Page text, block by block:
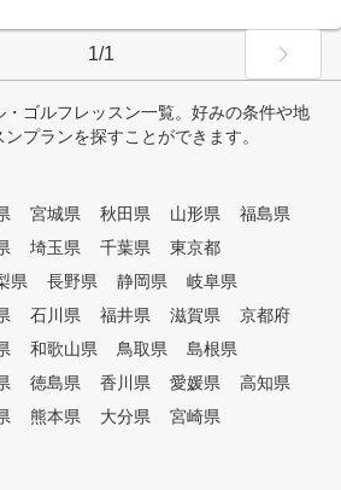
1/1
ゴルフレッスン一覧。好みの条件や地
プランを探すことができます。
宮城県 秋田県 山形県
福島県
埼玉県 千葉県
東京都
県 長野県 静岡県
岐阜県
石川県 福井県 滋賀県
京都府
和歌山県 鳥取県
島根県
徳島県 香川県 愛媛県
高知県
熊本県 大分県
宮崎県